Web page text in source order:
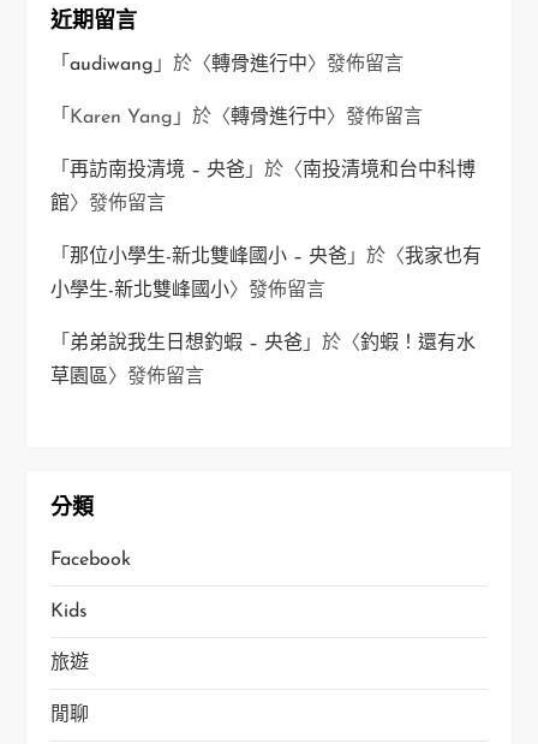
近期留言
「audiwang 」於〈轉骨進行中〉發佈留言
「 Karen Yang 」於〈轉骨進行中〉發佈留言
「再訪南投清境 – 央爸 」於〈南投清境和台中科博
館〉發佈留言
「 那位小學生-新北雙峰國小 – 央爸 」於〈我家也有
小學生-新北雙峰國小〉發佈留言
「 弟弟說我生日想釣蝦 – 央爸 」於〈釣蝦！還有水
草園區〉發佈留言
分類
Facebook
Kids
旅遊
閒聊